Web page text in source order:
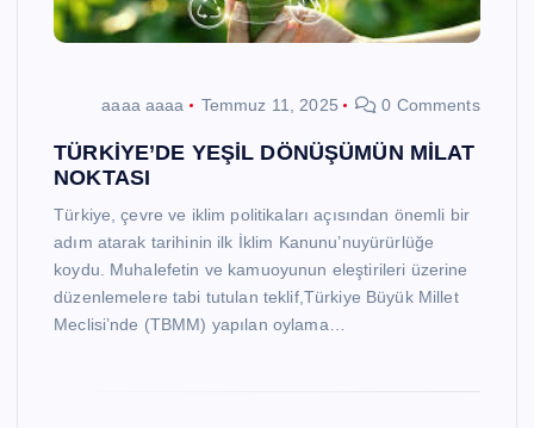
aaaa aaaa Temmuz 11, 2025 0 Comments
TÜRKİYE’DE YEŞİL DÖNÜŞÜMÜN MİLAT
NOKTASI
Türkiye, çevre ve iklim politikaları açısından önemli bir
adım atarak tarihinin ilk İklim Kanunu’nuyürürlüğe
koydu. Muhalefetin ve kamuoyunun eleştirileri üzerine
düzenlemelere tabi tutulan teklif,Türkiye Büyük Millet
Meclisi’nde (TBMM) yapılan oylama…